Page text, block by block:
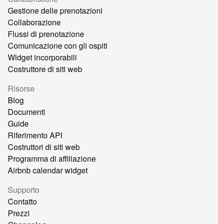
Gestione delle prenotazioni
Collaborazione
Flussi di prenotazione
Comunicazione con gli ospiti
Widget incorporabili
Costruttore di siti web
Risorse
Blog
Documenti
Guide
Riferimento API
Costruttori di siti web
Programma di affiliazione
Airbnb calendar widget
Supporto
Contatto
Prezzi